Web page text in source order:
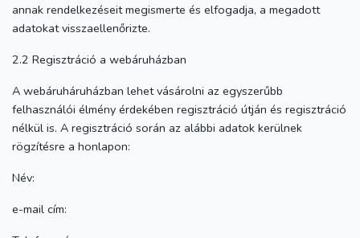
annak rendelkezéseit megismerte és elfogadja, a megadott
adatokat visszaellenőrizte.
2.2 Regisztráció a webáruházban
A webáruháruházban lehet vásárolni az egyszerűbb
felhasználói élmény érdekében regisztráció útján és regisztráció
nélkül is. A regisztráció során az alábbi adatok kerülnek
rögzítésre a honlapon:
Név:
e-mail cím: